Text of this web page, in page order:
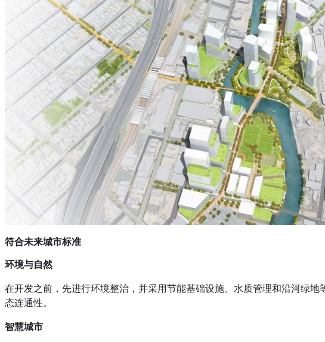
符合未来城市标准
环境与自然
在开发之前，先进行环境整治，并采用节能基础设施、水质管理和沿河绿
态连通性。
智慧城市